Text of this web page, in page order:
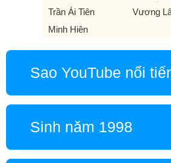
Trần Ái Tiên
Vương
Minh Hiên
Sao YouTube nổi
Sinh năm 1998